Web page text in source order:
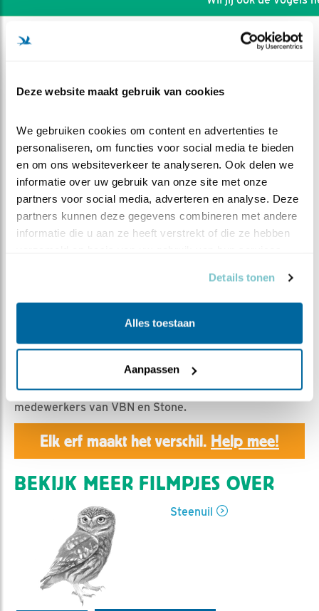
Deze website maakt gebruik van cookies
We gebruiken cookies om content en advertenties te
personaliseren, om functies voor social media te bieden
en om ons websiteverkeer te analyseren. Ook delen we
informatie over uw gebruik van onze site met onze
partners voor social media, adverteren en analyse. Deze
partners kunnen deze gegevens combineren met andere
informatie die u aan ze heeft verstrekt of die ze hebben
Details tonen
Alles toestaan
Aanpassen
Seizoensoverzicht
Geert | Geplaatst op 31 juli 2021, 19:26 | Vind ik leuk|
|
661x
Jaaroverzicht: bedankt alle tippers, kijkers en
medewerkers van VBN en Stone.
Elk erf maakt het verschil. Help mee!
BEKIJK MEER FILMPJES OVER
Steenuil